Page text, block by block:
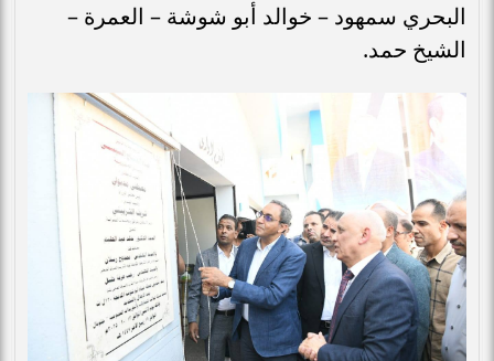
البحري سمهود – خوالد أبو شوشة – العمرة –
الشيخ حمد.